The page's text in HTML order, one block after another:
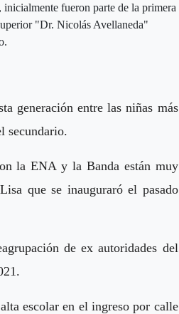
fueron parte de la primera
"Dr. Nicolás Avellaneda"
generación entre las niñas más
secundario.
la ENA y la Banda están muy
que se inauguraró el pasado
de ex autoridades del
escolar en el ingreso por calle